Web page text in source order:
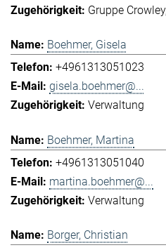
Gruppe Crowley
Boehmer, Gisela
+4961313051023
gisela.boehmer@...
Verwaltung
Boehmer, Martina
+4961313051040
martina.boehmer@...
Verwaltung
Borger, Christian